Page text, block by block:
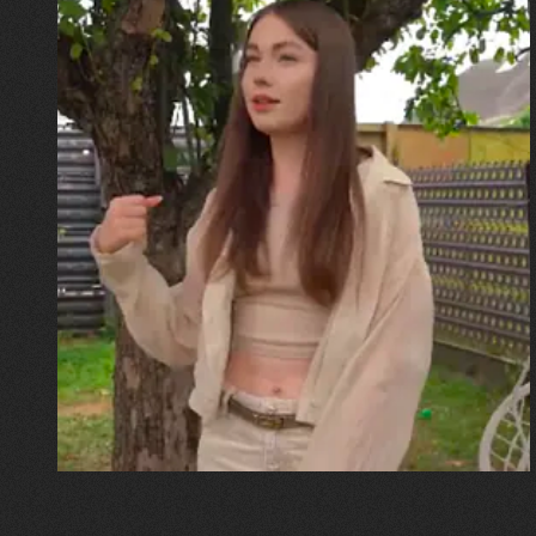
30.07.2026
Калина, Дарина та Віра Папроцькі
"Хвиля була, як від моря,
прозора і велика… Я ледве
встигла схопити племінницю"